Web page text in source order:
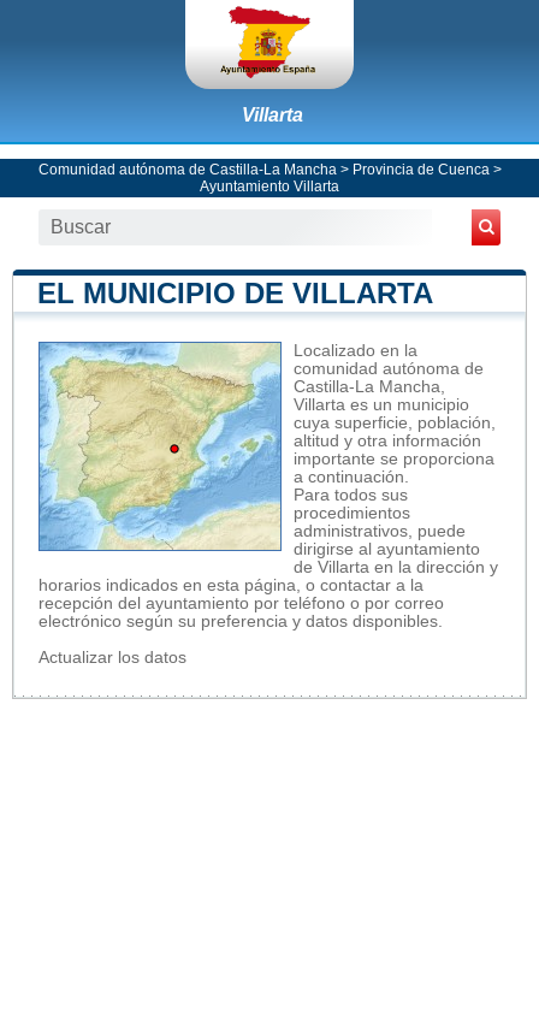
Villarta
Comunidad autónoma de Castilla-La Mancha > Provincia de Cuenca >
Ayuntamiento Villarta
EL MUNICIPIO DE VILLARTA
Localizado en la
comunidad autónoma de
Castilla-La Mancha,
Villarta es un municipio
cuya superficie, población,
altitud y otra información
importante se proporciona
a continuación.
Para todos sus
procedimientos
administrativos, puede
dirigirse al ayuntamiento
de Villarta en la dirección y
horarios indicados en esta página, o contactar a la
recepción del ayuntamiento por teléfono o por correo
electrónico según su preferencia y datos disponibles.
Actualizar los datos